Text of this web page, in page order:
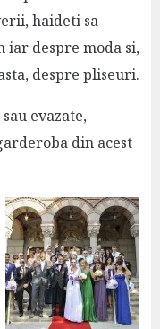
haideti sa
iar despre moda si,
despre pliseuri.
evazate,
din acest